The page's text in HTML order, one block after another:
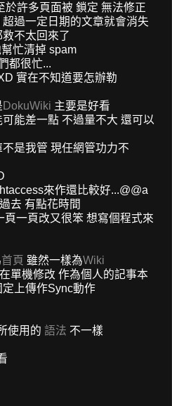
於許多頁面被 鎖定 無法修正
過一定日期的文章就會消失
不太回來了
忙清掉 spam
都很忙...
實在不知道要怎辦勒
DokuWiki 主要是好看
能差一點 不過量不大 還可以
是我管 現任網管功力不
來作還比較好...@@a
去 有點花時間
頁一頁改又很笨 想寫個程式來
首頁 雖然一樣為Wiki
單機修改 作為個人的記事本
上傳作Sync動作
使用的 語法 不一樣